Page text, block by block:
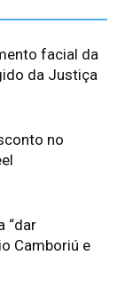
facial da
da Justiça
no
“dar
Camboriú e